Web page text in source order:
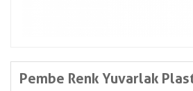
Pembe Renk Yuvarlak